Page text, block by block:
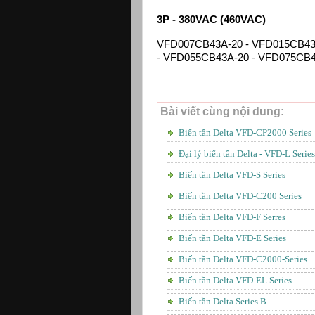
3P - 380VAC (460VAC)
VFD007CB43A-20 -
- VFD055CB43A-20 -
Bài viết cùng nội dung:
Biến tần Delta VFD-CP2000 Series
Đại lý biến tần Delta - VFD-L Series
Biến tần Delta VFD-S Series
Biến tần Delta VFD-C200 Series
Biến tần Delta VFD-F Serres
Biến tần Delta VFD-E Series
Biến tần Delta VFD-C2000-Series
Biến tần Delta VFD-EL Series
Biến tần Delta Series B